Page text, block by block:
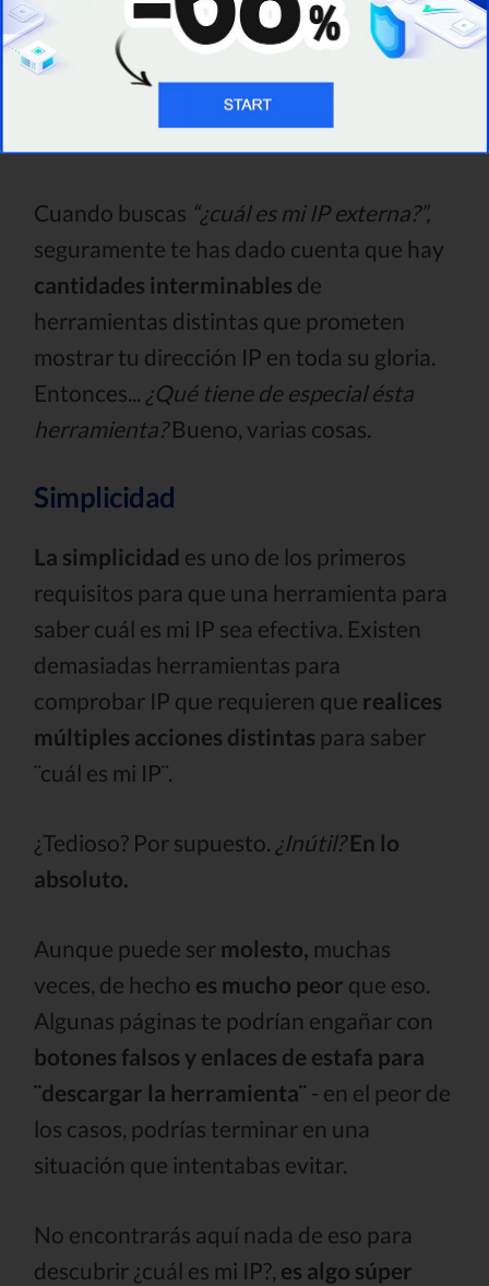
¿Cuál es mi IP? La
Mejor Herramienta
Cuando buscas “¿cuál es mi IP externa?”,
seguramente te has dado cuenta que hay
cantidades interminables de
herramientas distintas que prometen
mostrar tu dirección IP en toda su gloria.
Entonces... ¿Qué tiene de especial ésta
herramienta?Bueno, varias cosas.
Simplicidad
La simplicidad es uno de los primeros
requisitos para que una herramienta para
saber cuál es mi IP sea efectiva. Existen
demasiadas herramientas para
comprobar IP que requieren que realices
múltiples acciones distintas para saber
¨cuál es mi IP¨.
¿Tedioso? Por supuesto. ¿Inútil? En lo
absoluto.
Aunque puede ser molesto, muchas
veces, de hecho es mucho peor que eso.
Algunas páginas te podrían engañar con
botones falsos y enlaces de estafa para
¨descargar la herramienta¨ - en el peor de
los casos, podrías terminar en una
situación que intentabas evitar.
No encontrarás aquí nada de eso para
descubrir ¿cuál es mi IP?, es algo súper